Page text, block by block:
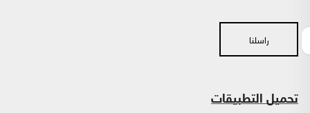
راسلنا
تحميل التطبيقات